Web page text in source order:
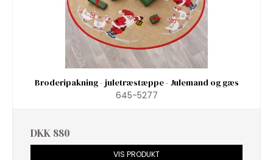
Broderipakning - juletræstæppe - Julemand og gæs
645-5277
DKK 880
VIS PRODUKT